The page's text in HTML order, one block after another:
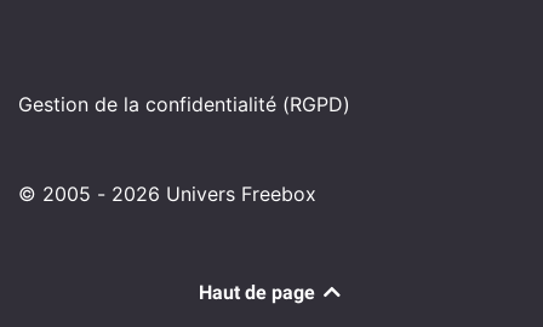
Gestion de la confidentialité (RGPD)
© 2005 - 2026 Univers Freebox
Haut de page